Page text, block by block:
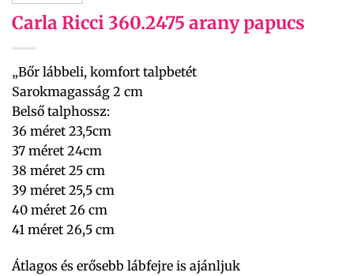
Carla Ricci 360.2475 arany papucs
„Bőr lábbeli, komfort talpbetét
Sarokmagasság 2 cm
Belső talphossz:
36 méret 23,5cm
37 méret 24cm
38 méret 25 cm
39 méret 25,5 cm
40 méret 26 cm
41 méret 26,5 cm
Átlagos és erősebb lábfejre is ajánljuk